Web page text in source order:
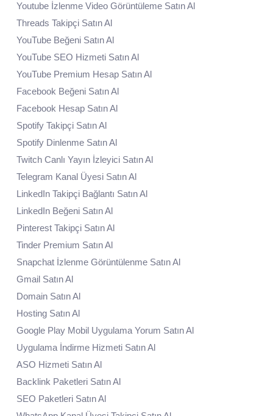
Youtube İzlenme Video Görüntüleme Satın Al
Threads Takipçi Satın Al
YouTube Beğeni Satın Al
YouTube SEO Hizmeti Satın Al
YouTube Premium Hesap Satın Al
Facebook Beğeni Satın Al
Facebook Hesap Satın Al
Spotify Takipçi Satın Al
Spotify Dinlenme Satın Al
Twitch Canlı Yayın İzleyici Satın Al
Telegram Kanal Üyesi Satın Al
LinkedIn Takipçi Bağlantı Satın Al
LinkedIn Beğeni Satın Al
Pinterest Takipçi Satın Al
Tinder Premium Satın Al
Snapchat İzlenme Görüntülenme Satın Al
Gmail Satın Al
Domain Satın Al
Hosting Satın Al
Google Play Mobil Uygulama Yorum Satın Al
Uygulama İndirme Hizmeti Satın Al
ASO Hizmeti Satın Al
Backlink Paketleri Satın Al
SEO Paketleri Satın Al